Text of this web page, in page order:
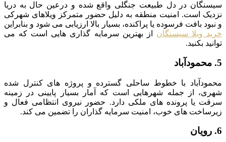
سیسنگان در دل طبیعت جنگلی واقع شده و درعین حال به دریا
نزدیک است. امنیت منطقه به دلیل حضور متمرکز ویلاهای شهرکی
و نبود بافت فرسوده یا پراکنده، بسیار بالا ارزیابی می شود و بنابراین
خرید ویلا سیسنگان از بهترین سرمایه گذاری هایی است که می
توانید بکنید.
5. محمودآباد
محمودآباد با خطوط ساحلی گسترده و پروژه های کنترل شده
شهری، از جمله شهرهایی است که آمار بسیار پایینی در زمینه
سرقت یا پرونده های ملکی دارد. حضور نیروی انتظامی فعال و
زیرساخت های خوب، امنیت سرمایه گذاران را تضمین می کند.
6. رویان